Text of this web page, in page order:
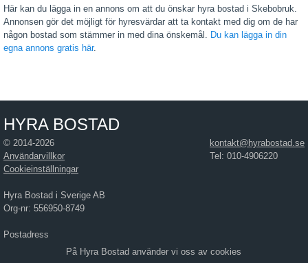
Här kan du lägga in en annons om att du önskar hyra bostad i Skebobruk.
Annonsen gör det möjligt för hyresvärdar att ta kontakt med dig om de har
någon bostad som stämmer in med dina önskemål. Du kan lägga in din
egna annons gratis här.
HYRA BOSTAD
kontakt@hyrabostad.se
Tel: 010-4906220
© 2014-2026
Användarvillkor
Cookieinställningar
Hyra Bostad i Sverige AB
Org-nr: 556950-8749
Postadress
Hyra Bostad i Sverige ABPå Hyra Bostad använder vi oss av cookies